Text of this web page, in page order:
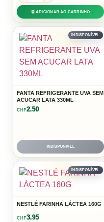
🛒 ADICIONAR AO CARRINHO
INDISPONÍVEL
FANTA REFRIGERANTE UVA SEM
ACUCAR LATA 330ML
CHF2.50
INDISPONÍVEL
INDISPONÍVEL
NESTLÉ FARINHA LÁCTEA 160G
CHF3.95